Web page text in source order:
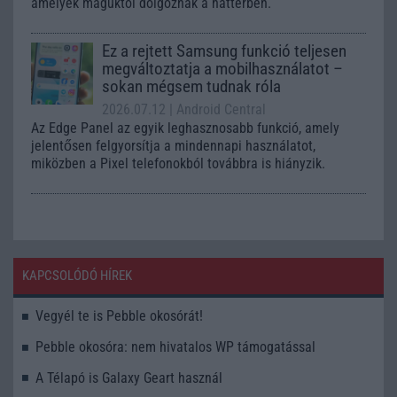
Ez a rejtett Samsung funkció teljesen
megváltoztatja a mobilhasználatot –
sokan mégsem tudnak róla
2026.07.12
| Android Central
Az Edge Panel az egyik leghasznosabb funkció, amely
jelentősen felgyorsítja a mindennapi használatot,
miközben a Pixel telefonokból továbbra is hiányzik.
KAPCSOLÓDÓ HÍREK
Vegyél te is Pebble okosórát!
Pebble okosóra: nem hivatalos WP támogatással
A Télapó is Galaxy Geart használ